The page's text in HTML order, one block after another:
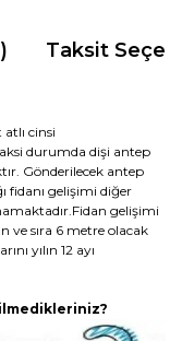
Taksit
atlı cinsi
durumda dişi antep
Gönderilecek antep
fidanı gelişimi diğer
gelişimi
ve sıra 6 metre olacak
yılın 12 ayı